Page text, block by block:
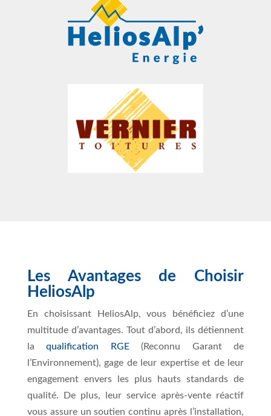
Les Avantages de Choisir
HeliosAlp
En choisissant HeliosAlp, vous bénéficiez d’une
multitude d’avantages. Tout d’abord, ils détiennent
laqualification RGE(Reconnu Garant de
l’Environnement), gage de leur expertise et de leur
engagement envers les plus hauts standards de
qualité. De plus, leur service après-vente réactif
vous assure un soutien continu après l’installation,